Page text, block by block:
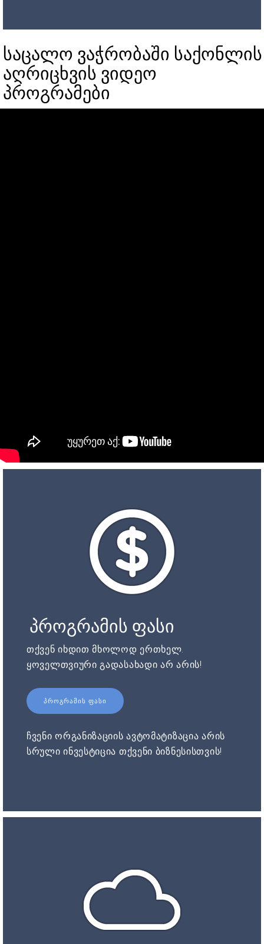
საცალო ვაჭრობაში საქონლის
აღრიცხვის ვიდეო
პროგრამები
პროგრამის ფასი
თქვენ იხდით მხოლოდ ერთხელ.
ყოველთვიური გადასახადი არ არის!
ᲞᲠᲝᲒᲠᲐᲛᲘᲡ ᲤᲐᲡᲘ
ჩვენი ორგანიზაციის ავტომატიზაცია არის
სრული ინვესტიცია თქვენი ბიზნესისთვის!